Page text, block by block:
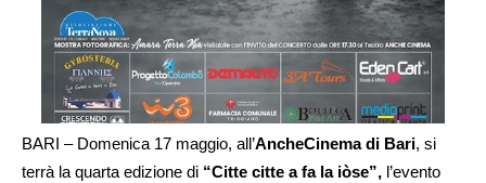
BARI – Domenica 17 maggio, all’AncheCinema di Bari, si
terrà la quarta edizione di “Citte citte a fa la iòse”, l’evento